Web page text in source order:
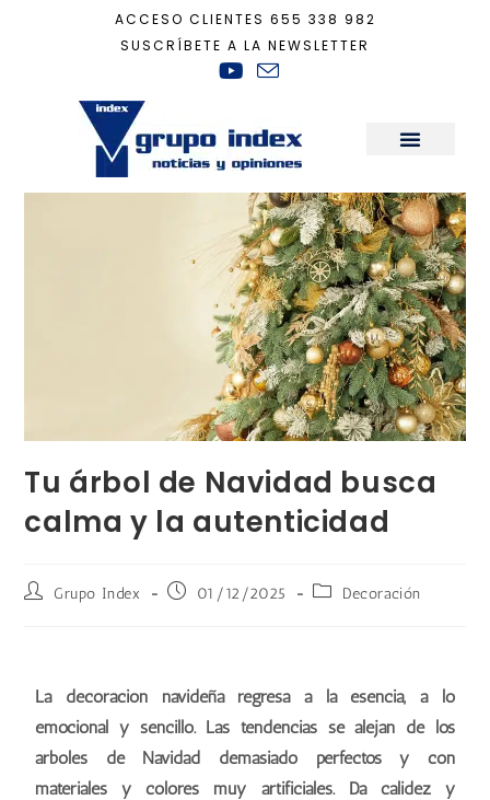
ACCESO CLIENTES 655 338 982
SUSCRÍBETE A LA NEWSLETTER
Decoración
Tu árbol de Navidad busca
calma y la autenticidad
Grupo Index 01/12/2025 Decoración
La decoración navideña regresa a la esencia, a lo
emocional y sencillo. Las tendencias se alejan de los
árboles de Navidad demasiado perfectos y con
materiales y colores muy artificiales. Da calidez y